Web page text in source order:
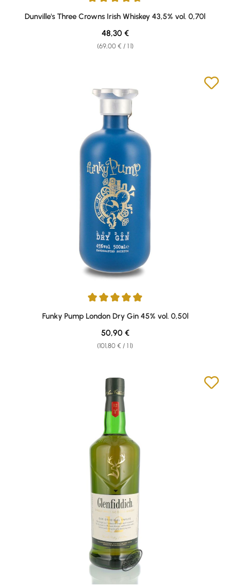
Average rating of 4.83 out of 5 stars
Dunville's Three Crowns Irish Whiskey 43,5% vol. 0,70l
(69,00 € / 1 l)
Regular price:
48,30 €
Average rating of 4.89 out of 5 stars
Funky Pump London Dry Gin 45% vol. 0,50l
(101,80 € / 1 l)
Regular price:
50,90 €